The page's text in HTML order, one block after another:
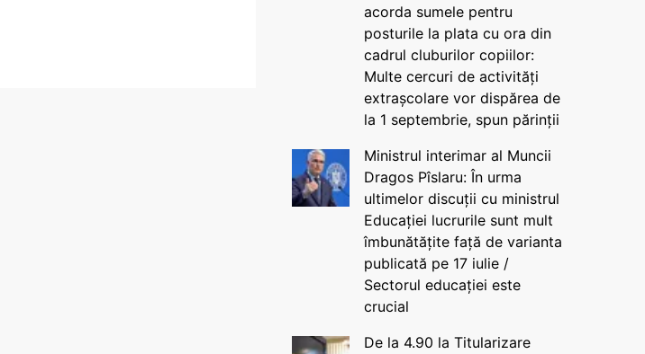
acorda sumele pentru
posturile la plata cu ora din
cadrul cluburilor copiilor:
Multe cercuri de activități
extrașcolare vor dispărea de
la 1 septembrie, spun părinții
Ministrul interimar al Muncii
Dragos Pîslaru: În urma
ultimelor discuții cu ministrul
Educației lucrurile sunt mult
îmbunătățite față de varianta
publicată pe 17 iulie /
Sectorul educației este
crucial
De la 4.90 la Titularizare